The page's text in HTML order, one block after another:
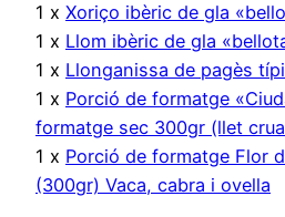
1 x Xoriço ibèric de gla
1 x Llom ibèric de gla
1 x Llonganissa de pagès
1 x Porció de formatge
formatge sec 300gr (llet
1 x Porció de formatge Flor
(300gr) Vaca, cabra i ovella